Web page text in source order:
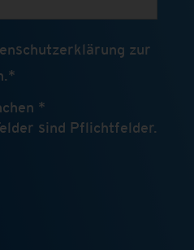
zur
*
sind Pflichtfelder.